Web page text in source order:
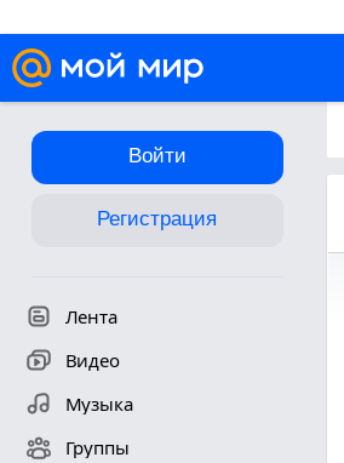
Войти
Регистрация
Лента
Видео
Музыка
Группы